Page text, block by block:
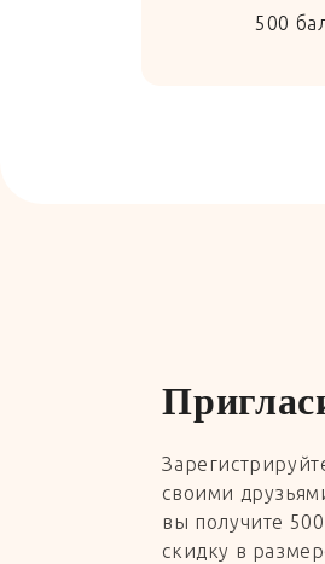
500
своими
вы получите
скидку в